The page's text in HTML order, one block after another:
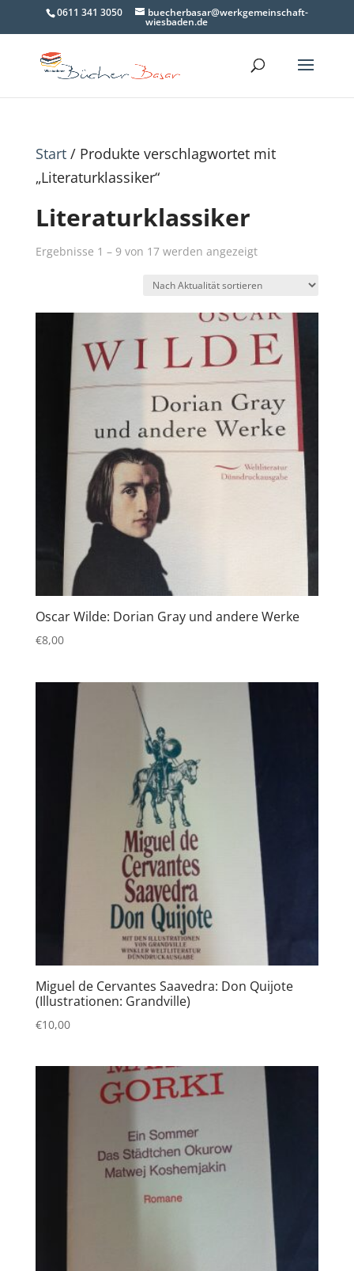
0611 341 3050 buecherbasar@werkgemeinschaft-
wiesbaden.de
Start/ Produkte verschlagwortet mit
„Literaturklassiker“
Literaturklassiker
Ergebnisse 1 – 9 von 17 werden angezeigtNach
Oscar Wilde: Dorian Gray und andere Werke
€8,00
Miguel de Cervantes Saavedra: Don Quijote
(Illustrationen: Grandville)
€10,00